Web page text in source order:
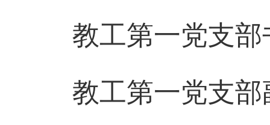
教工第一党支
教工第一党支